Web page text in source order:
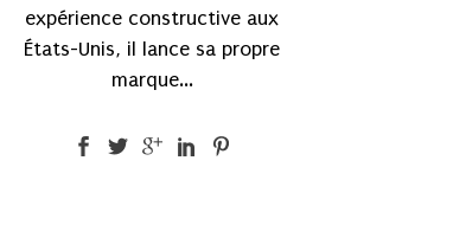
expérience constructive aux
États-Unis, il lance sa propre
marque...